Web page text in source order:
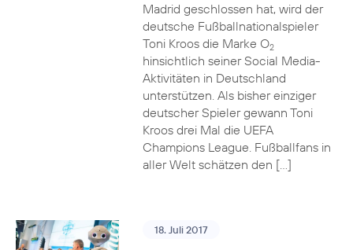
Madrid geschlossen hat, wird der
deutsche Fußballnationalspieler
Toni Kroos die Marke O2
hinsichtlich seiner Social Media-
Aktivitäten in Deutschland
unterstützen. Als bisher einziger
deutscher Spieler gewann Toni
Kroos drei Mal die UEFA
Champions League. Fußballfans in
aller Welt schätzen den […]
18. Juli 2017